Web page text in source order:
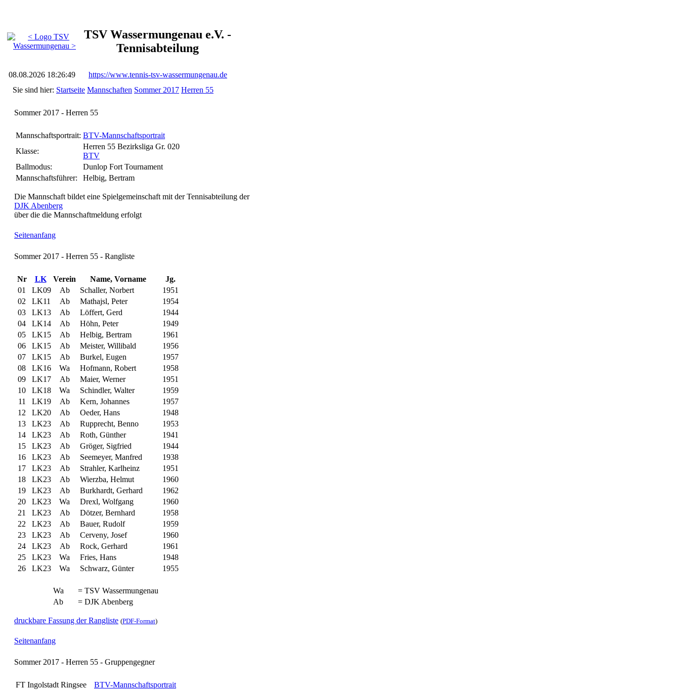
TSV Wassermungenau e.V. -
Tennisabteilung
08.08.2026 18:26:49
https://www.tennis-tsv-wassermungenau.de
Sie sind hier: Startseite Mannschaften Sommer 2017 Herren 55
Sommer 2017 - Herren 55
Mannschaftsportrait: BTV-Mannschaftsportrait
Klasse:
Herren 55 Bezirksliga Gr. 020
BTV
Ballmodus:
Dunlop Fort Tournament
Mannschaftsführer:
Helbig, Bertram
Die Mannschaft bildet eine Spielgemeinschaft mit der Tennisabteilung der
DJK Abenberg
über die die Mannschaftmeldung erfolgt
Seitenanfang
Sommer 2017 - Herren 55 - Rangliste
Nr LK Verein Name, Vorname
Jg.
01
LK09 Ab Schaller, Norbert
1951
02
LK11 Ab Mathajsl, Peter
1954
03
LK13 Ab Löffert, Gerd
1944
04
LK14 Ab Höhn, Peter
1949
05
LK15 Ab Helbig, Bertram
1961
06
LK15 Ab Meister, Willibald
1956
07
LK15 Ab Burkel, Eugen
1957
08
LK16 Wa Hofmann, Robert
1958
09
LK17 Ab Maier, Werner
1951
10
LK18 Wa Schindler, Walter
1959
11
LK19 Ab Kern, Johannes
1957
12
LK20 Ab Oeder, Hans
1948
13
LK23 Ab Rupprecht, Benno
1953
14
LK23 Ab Roth, Günther
1941
15
LK23 Ab Gröger, Sigfried
1944
16
LK23 Ab Seemeyer, Manfred
1938
17
LK23 Ab Strahler, Karlheinz
1951
18
LK23 Ab Wierzba, Helmut
1960
19
LK23 Ab Burkhardt, Gerhard
1962
20
LK23 Wa Drexl, Wolfgang
1960
21
LK23 Ab Dötzer, Bernhard
1958
22
LK23 Ab Bauer, Rudolf
1959
23
LK23 Ab Cerveny, Josef
1960
24
LK23 Ab Rock, Gerhard
1961
25
LK23 Wa Fries, Hans
1948
26
LK23 Wa Schwarz, Günter 1955
Wa
= TSV Wassermungenau
Ab
= DJK Abenberg
druckbare Fassung der Rangliste (PDF-Format)
Seitenanfang
Sommer 2017 - Herren 55 - Gruppengegner
FT Ingolstadt Ringsee
BTV-Mannschaftsportrait